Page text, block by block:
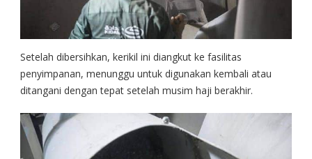
Setelah dibersihkan, kerikil ini diangkut ke fasilitas
penyimpanan, menunggu untuk digunakan kembali atau
ditangani dengan tepat setelah musim haji berakhir.